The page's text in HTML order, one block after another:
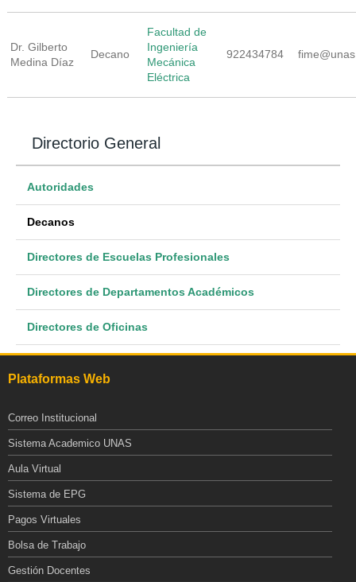
Dr. Gilberto
Medina Díaz
Decano
Facultad de
Ingeniería
Mecánica
Eléctrica
922434784
Directorio General
Autoridades
Decanos
Directores de Escuelas Profesionales
Directores de Departamentos Académicos
Directores de Oficinas
Plataformas Web
Correo Institucional
Sistema Academico UNAS
Aula Virtual
Sistema de EPG
Pagos Virtuales
Bolsa de Trabajo
Gestión Docentes